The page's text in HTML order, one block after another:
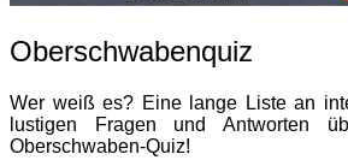
Oberschwabenquiz
Wer weiß es? Eine lange Liste an
lustigen Fragen und Antworten
Oberschwaben-Quiz!